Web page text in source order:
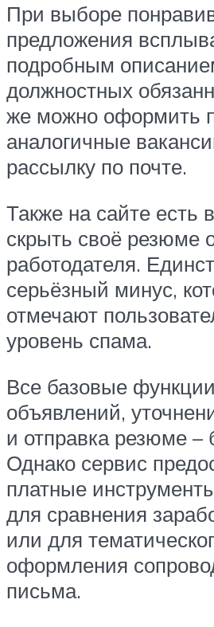
При выборе
предложения
подробным
должностных
же можно оформить
аналогичные
рассылку по почте.
Также на сайте есть
скрыть своё резюме
работодателя.
серьёзный минус,
отмечают
уровень спама.
Все базовые
объявлений,
и отправка резюме –
Однако сервис
платные
для сравнения
или для
оформления
письма.